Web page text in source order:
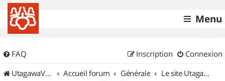
Menu
FAQ Connexion
Inscription
UtagawaVTT (Randos VTT et VTTAE avec traces GPS)
Accueil forum Générale Le site UtagawaVTT